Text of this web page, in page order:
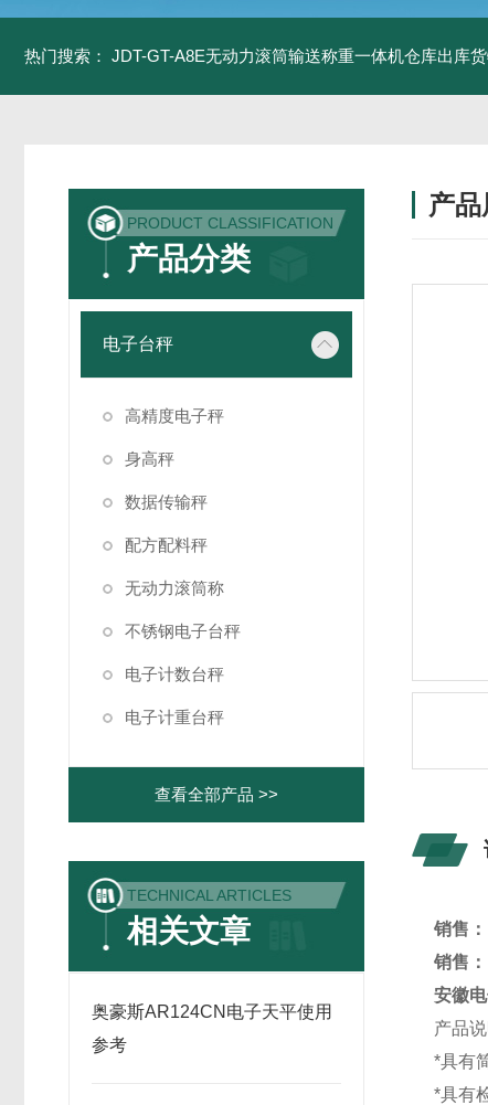
热门搜索： JDT-GT-A8E无动力滚筒输送称重一体机仓库出库
PRODUCT CLASSIFICATION
产品分类
电子台秤
高精度电子秤
身高秤
数据传输秤
配方配料秤
无动力滚筒称
不锈钢电子台秤
电子计数台秤
电子计重台秤
查看全部产品 >>
TECHNICAL ARTICLES
相关文章
奥豪斯AR124CN电子天平使用
参考
产
销售：
销售：
安徽
产品说
*具有
*具有